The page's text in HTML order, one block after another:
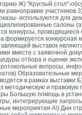
Ж) "Круглый стол"-
участников
используются для
салоны
конкурсы,
формируется конкурсная
выставок
вместе с заявочной
отбора и оценки
вопросы,
Образовательные
в рамках выставки
методическую и
Большую помощь в
интегрирующие
мероприятия А\) Дни